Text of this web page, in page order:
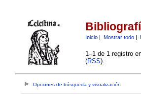
Inicio| Mostrar todo|
1–1 de 1 registro
(RSS):
Opciones de búsqueda y visualización